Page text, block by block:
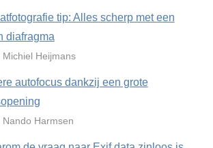
tip: Alles scherp met een
diafragma
Michiel Heijmans
autofocus dankzij een grote
Nando Harmsen